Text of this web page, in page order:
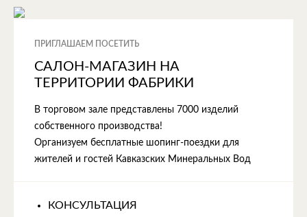
ПРИГЛАШАЕМ ПОСЕТИТЬ
САЛОН-МАГАЗИН НА
ТЕРРИТОРИИ ФАБРИКИ
В торговом зале представлены 7000 изделий
собственного производства!
Организуем бесплатные шопинг-поездки для
жителей и гостей Кавказских Минеральных Вод
КОНСУЛЬТАЦИЯ